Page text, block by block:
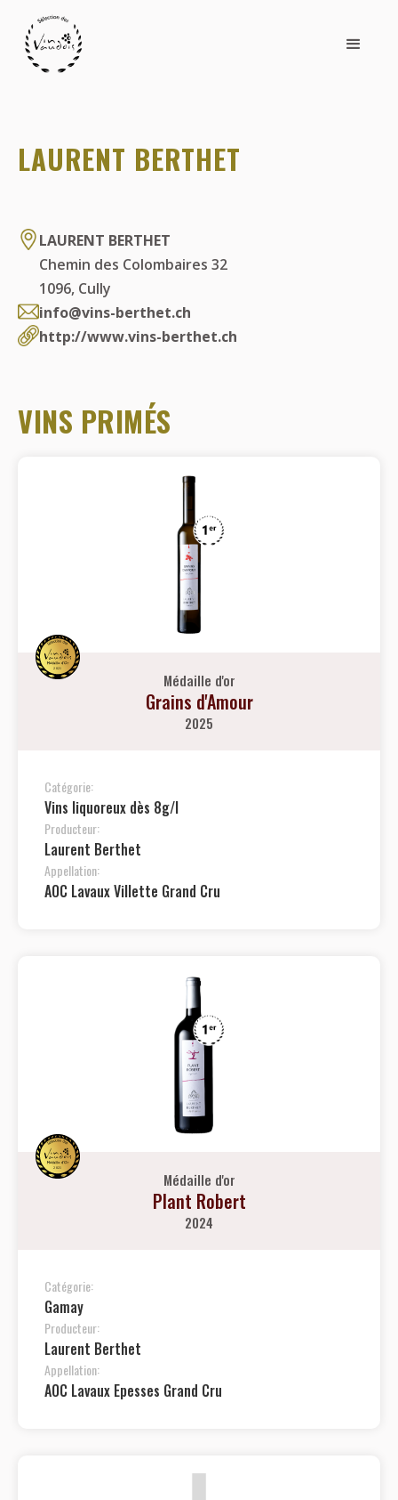
LAURENT BERTHET
LAURENT BERTHET
Chemin des Colombaires 32
1096, Cully
info@vins-berthet.ch
http://www.vins-berthet.ch
VINS PRIMÉS
Médaille d'or
Grains d'Amour
2025
Catégorie:
Vins liquoreux dès 8g/l
Producteur:
Laurent Berthet
Appellation:
AOC Lavaux Villette Grand Cru
Médaille d'or
Plant Robert
2024
Catégorie:
Gamay
Producteur:
Laurent Berthet
Appellation:
AOC Lavaux Epesses Grand Cru